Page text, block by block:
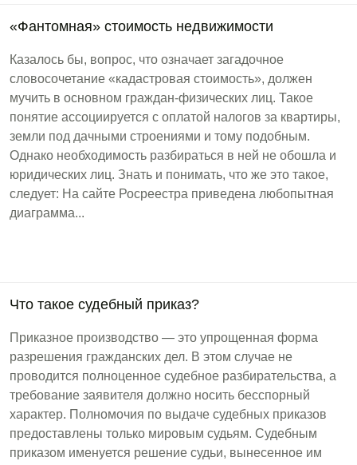
«Фантомная» стоимость недвижимости
Казалось бы, вопрос, что означает загадочное
словосочетание «кадастровая стоимость», должен
мучить в основном граждан-физических лиц. Такое
понятие ассоциируется с оплатой налогов за квартиры,
земли под дачными строениями и тому подобным.
Однако необходимость разбираться в ней не обошла и
юридических лиц. Знать и понимать, что же это такое,
следует: На сайте Росреестра приведена любопытная
диаграмма...
Что такое судебный приказ?
Приказное производство — это упрощенная форма
разрешения гражданских дел. В этом случае не
проводится полноценное судебное разбирательства, а
требование заявителя должно носить бесспорный
характер. Полномочия по выдаче судебных приказов
предоставлены только мировым судьям. Судебным
приказом именуется решение судьи, вынесенное им